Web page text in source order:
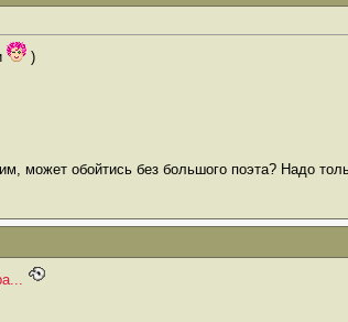
)
может обойтись без большого поэта? Надо